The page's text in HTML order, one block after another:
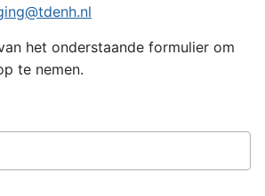
het onderstaande formulier om
te nemen.